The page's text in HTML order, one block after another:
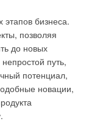
бизнеса.
позволяя
до новых
путь,
потенциал,
новации,
электронной
интересов в
потенциал
сторону
чтобы её